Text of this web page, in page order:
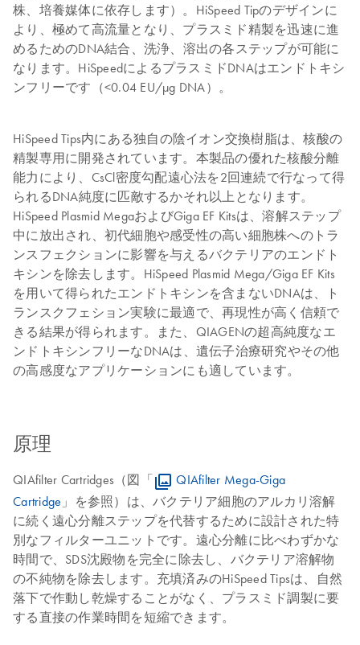
株、培養媒体に依存します）。HiSpeed Tipのデザインに
より、極めて高流量となり、プラスミド精製を迅速に進
めるためのDNA結合、洗浄、溶出の各ステップが可能に
なります。HiSpeedによるプラスミドDNAはエンドトキシ
ンフリーです（<0.04 EU/µg DNA）。
HiSpeed Tips内にある独自の陰イオン交換樹脂は、核酸の
精製専用に開発されています。本製品の優れた核酸分離
能力により、CsCl密度勾配遠心法を2回連続で行なって得
られるDNA純度に匹敵するかそれ以上となります。
HiSpeed Plasmid MegaおよびGiga EF Kitsは、溶解ステップ
中に放出され、初代細胞や感受性の高い細胞株へのトラ
ンスフェクションに影響を与えるバクテリアのエンドト
キシンを除去します。HiSpeed Plasmid Mega/Giga EF Kits
を用いて得られたエンドトキシンを含まないDNAは、ト
ランスクフェション実験に最適で、再現性が高く信頼で
きる結果が得られます。また、QIAGENの超高純度なエ
ンドトキシンフリーなDNAは、遺伝子治療研究やその他
の高感度なアプリケーションにも適しています。
原理
QIAfilter Cartridges（図「
QIAfilter Mega-Giga
Cartridge 」を参照）は、バクテリア細胞のアルカリ溶解
に続く遠心分離ステップを代替するために設計された特
別なフィルターユニットです。遠心分離に比べわずかな
時間で、SDS沈殿物を完全に除去し、バクテリア溶解物
の不純物を除去します。充填済みのHiSpeed Tipsは、自然
落下で作動し乾燥することがなく、プラスミド調製に要
する直接の作業時間を短縮できます。